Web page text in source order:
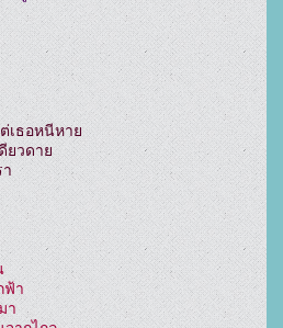
เธอหนีหาย
ยวดาย
ฟ้า
า